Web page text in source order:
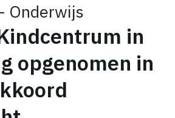
Onderwijs
in
opgenomen in